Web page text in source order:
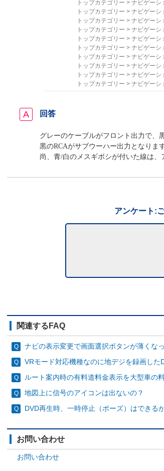
トップカテゴリー > ナビゲーシ
トップカテゴリー > ナビゲーシ
トップカテゴリー > ナビゲーシ
トップカテゴリー > ナビゲーシ
トップカテゴリー > ナビゲーシ
トップカテゴリー > ナビゲーシ
トップカテゴリー > ナビゲーシ
トップカテゴリー > ナビゲーシ
トップカテゴリー > ナビゲーシ
トップカテゴリー > ナビゲーシ
回答
グレーのケーブルがフロント出力で、
黒のRCAがサブウーハー出力となります
尚、青/白のメスギボシが付いた線は、
アンケート:
関連するFAQ
ナビの表示変更で画面選択ボタンが薄くな
VRモード対応機種なのに地デジを録画した
ルート案内時の有料道料金表示を大型車の
地図上に信号のアイコンは出ないの？
DVD再生時、一時停止（ポーズ）はできる
お問い合わせ
お問い合わせ